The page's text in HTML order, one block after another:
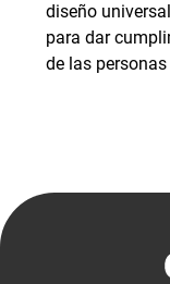
diseño
para dar
de las